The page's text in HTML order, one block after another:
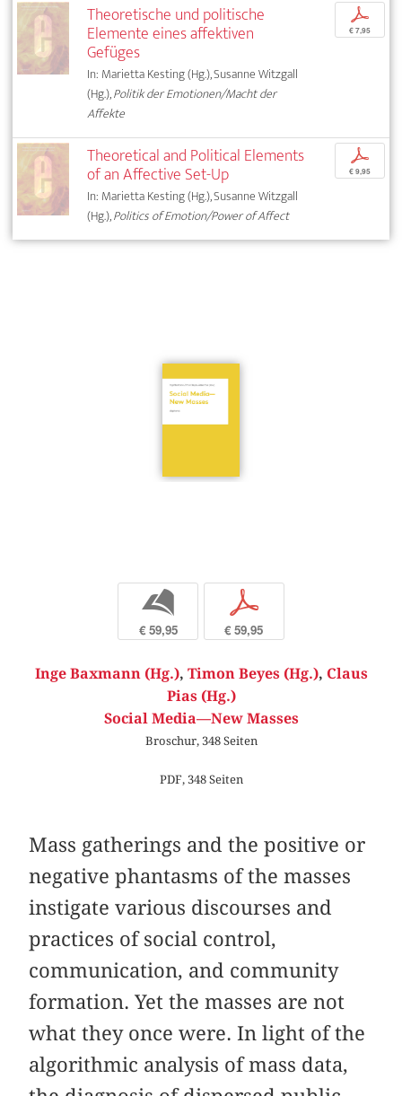
Theoretische und politische
Elemente eines affektiven
Gefüges
In: Marietta Kesting (Hg.), Susanne Witzgall
(Hg.),Politik der Emotionen/Macht der
Affekte
p
€ 7,95
Theoretical and Political Elements
of an Affective Set-Up
In: Marietta Kesting (Hg.), Susanne Witzgall
(Hg.),Politics of Emotion/Power of Affect
p
€ 9,95
b
€ 59,95
p
€ 59,95
Inge Baxmann (Hg.), Timon Beyes (Hg.), Claus
Pias (Hg.)
Social Media—New Masses
Broschur, 348 Seiten
PDF, 348 Seiten
Mass gatherings and the positive or
negative phantasms of the masses
instigate various discourses and
practices of social control,
communication, and community
formation. Yet the masses are not
what they once were. In light of the
algorithmic analysis of mass data,